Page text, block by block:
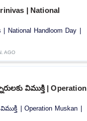
| National
National Handloom Day |
AGO
విముక్తి | Operation
| Operation Muskan |